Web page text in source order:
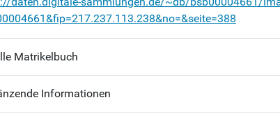
Matrikelbuch
Informationen